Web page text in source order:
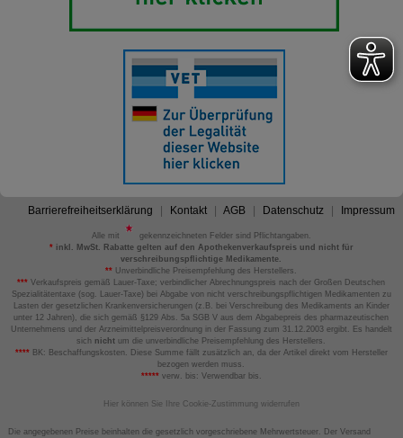
Barrierefreiheitserklärung Kontakt AGB Datenschutz Impressum
Alle mit
gekennzeichneten Felder sind Pflichtangaben.
*inkl. MwSt. Rabatte gelten auf den Apothekenverkaufspreis und nicht für
verschreibungspflichtige Medikamente.
** Unverbindliche Preisempfehlung des Herstellers.
*** Verkaufspreis gemäß Lauer-Taxe; verbindlicher Abrechnungspreis nach der Großen Deutschen
Spezialitätentaxe (sog. Lauer-Taxe) bei Abgabe von nicht verschreibungspflichtigen Medikamenten zu
Lasten der gesetzlichen Krankenversicherungen (z.B. bei Verschreibung des Medikaments an Kinder
unter 12 Jahren), die sich gemäß §129 Abs. 5a SGB V aus dem Abgabepreis des pharmazeutischen
Unternehmens und der Arzneimittelpreisverordnung in der Fassung zum 31.12.2003 ergibt. Es handelt
sich nicht um die unverbindliche Preisempfehlung des Herstellers.
****BK: Beschaffungskosten. Diese Summe fällt zusätzlich an, da der Artikel direkt vom Hersteller
bezogen werden muss.
*****verw. bis: Verwendbar bis.
Hier können Sie Ihre Cookie-Zustimmung widerrufen
Die angegebenen Preise beinhalten die gesetzlich vorgeschriebene Mehrwertsteuer. Der Versand